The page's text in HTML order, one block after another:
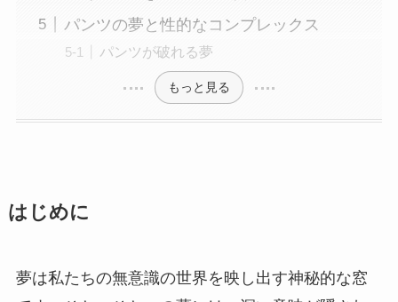
パンツの夢と性的なコンプレックス
パンツが破れる夢
もっと見る
はじめに
夢は私たちの無意識の世界を映し出す神秘的な窓